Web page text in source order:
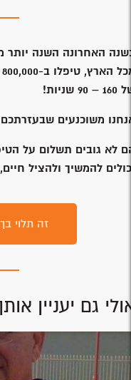
האחרונה השנה יותר מ- 10,000 מתנדבי איחוד
90 שניות!
משוכנעים
לא גובים תשלום על
להמשיך ולהציל
זה תלוי
גם יעניין